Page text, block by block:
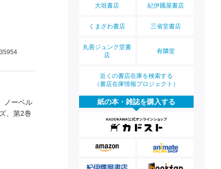
ノーベル
、第2巻
大垣書店 紀伊國屋書店
くまざわ書店 三省堂書店
丸善ジュンク堂書
店
有隣堂
近くの書店在庫を検索する
（書店在庫情報プロジェクト）
紙の本・雑誌を購入する